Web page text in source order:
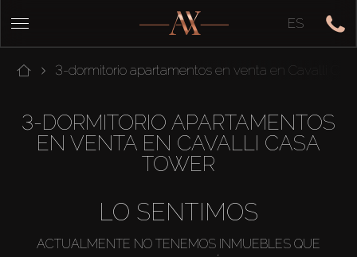
ES
3-dormitorio apartamentos en venta en Cavalli
3-DORMITORIO APARTAMENTOS
EN VENTA EN CAVALLI CASA
TOWER
LO SENTIMOS
ACTUALMENTE NO TENEMOS INMUEBLES QUE